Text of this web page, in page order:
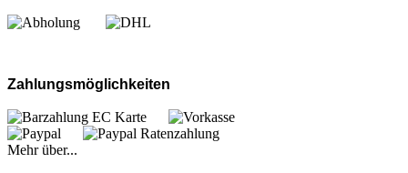
Zahlungsmöglichkeiten
Mehr über...